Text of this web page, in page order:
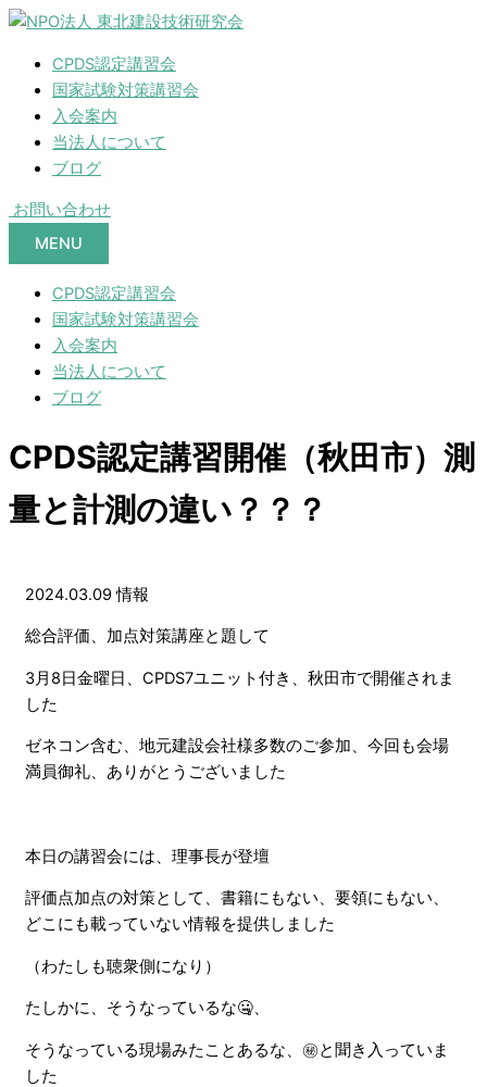
CPDS認定講習会
国家試験対策講習会
入会案内
当法人について
ブログ
お問い合わせ
MENU
CPDS認定講習会
国家試験対策講習会
入会案内
当法人について
ブログ
CPDS認定講習開催（秋田市）測
量と計測の違い？？？
2024.03.09 情報
総合評価、加点対策講座と題して
3月8日金曜日、CPDS7ユニット付き、秋田市で開催されま
した
ゼネコン含む、地元建設会社様多数のご参加、今回も会場
満員御礼、ありがとうございました
本日の講習会には、理事長が登壇
評価点加点の対策として、書籍にもない、要領にもない、
どこにも載っていない情報を提供しました
（わたしも聴衆側になり）
たしかに、そうなっているな🤐、
そうなっている現場みたことあるな、㊙と聞き入っていま
した